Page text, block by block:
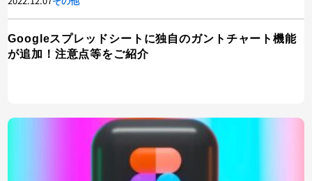
Googleスプレッドシートに独自のガントチャート機能
が追加！注意点等をご紹介